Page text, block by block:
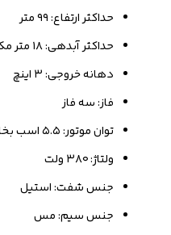
حداکثر ارتفاع: ۹۹ متر
حداکثر آبدهی: ۱۸ متر مکعب بر ساعت
دهانه خروجی: ۳ اینچ
فاز: سه فاز
توان موتور: ۵.۵ اسب بخار
ولتاژ: ۳۸۰ ولت
جنس شفت: استیل
جنس سیم: مس